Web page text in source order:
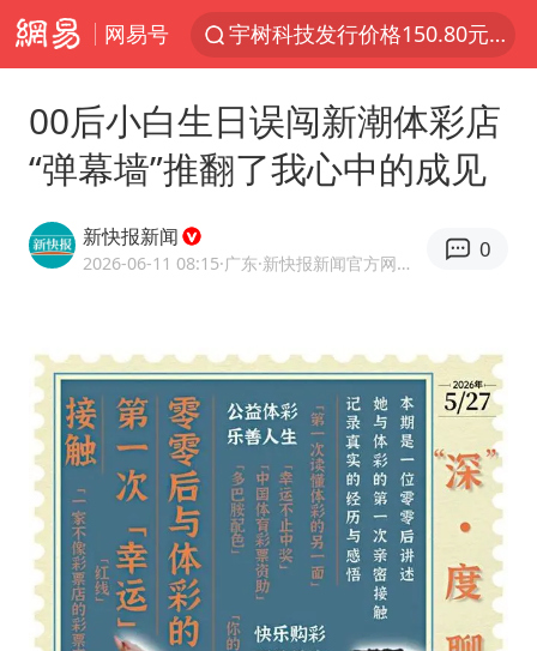
网易号
宇树科技发行价格150.80元/股
吉林一“温度计大楼”读数爆表
我国编制完成新版全月地质图
27岁女子成组织卖淫集团主犯被通缉
女子利用漏洞0元薅走3000多件家电
多地要求领导干部带头休假
村民谈“梅姨”：叫的其实是“媒姨”
泰国一女公务员妆容引争议 本人回应
郑国霖回应去景区上班被保安拦下
感觉全东北都在等7号
00后小白生日误闯新潮体彩店
“弹幕墙”推翻了我心中的成见
新快报新闻
2026-06-11 08:15·广东 ·新快报新闻官方网易号
0